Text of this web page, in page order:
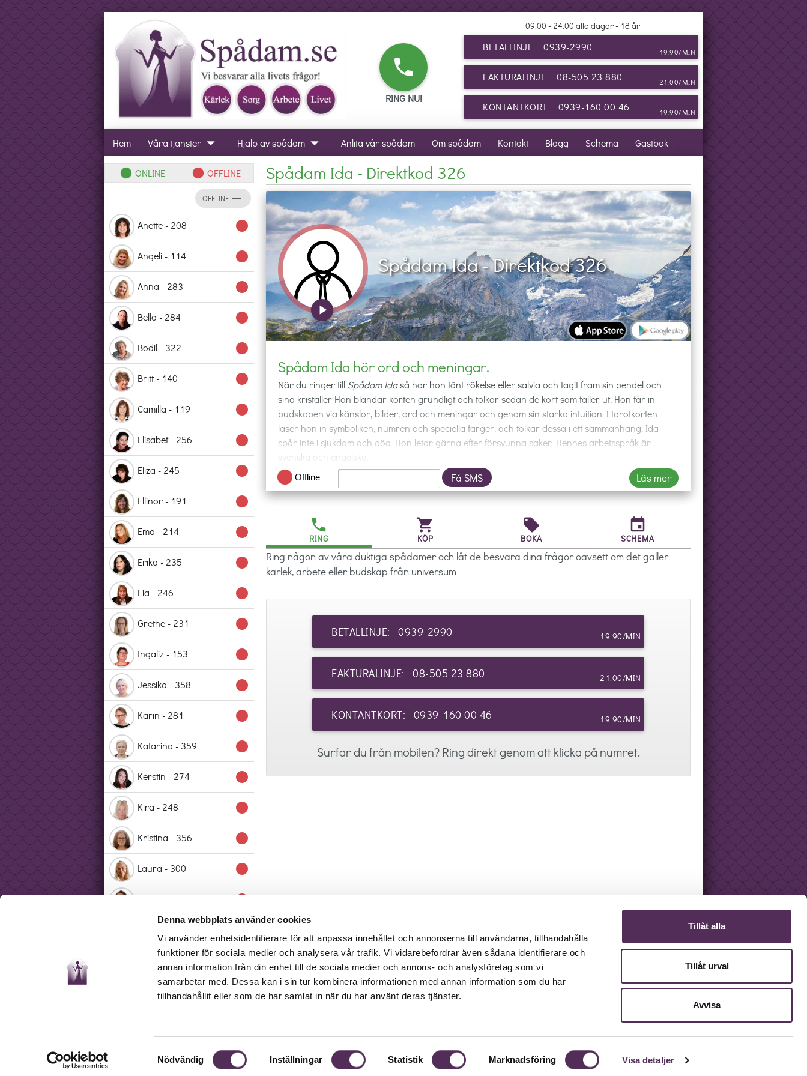
Denna webbplats använder cookies
Vi använder enhetsidentifierare för att anpassa innehållet och annonserna till användarna, tillhandahålla
funktioner för sociala medier och analysera vår trafik. Vi vidarebefordrar även sådana identifierare och
annan information från din enhet till de sociala medier och annons- och analysföretag som vi
samarbetar med. Dessa kan i sin tur kombinera informationen med annan information som du har
tillhandahållit eller som de har samlat in när du har använt deras tjänster.
Samtyckesval
Nödvändig Inställningar Statistik Marknadsföring Visa detaljer
Tillåt alla
Tillåt urval
Avvisa
phone
RING NU!
09.00 - 24.00 alla dagar - 18 år
BETALLINJE: 0939-2990 19.90/MIN
FAKTURALINJE: 08-505 23 880 21.00/MIN
KONTANTKORT: 0939-160 00 46 19.90/MIN
Hem Våra tjänster arrow_drop_down Hjälp av spådam arrow_drop_down Anlita vår spådam Om spådam Kontakt Blogg Schema Gästbok
lens ONLINE lens OFFLINE
OFFLINE remove
Anette - 208 lens
Angeli - 114 lens
Anna - 283 lens
Bella - 284 lens
Bodil - 322 lens
Britt - 140 lens
Camilla - 119 lens
Elisabet - 256 lens
Eliza - 245 lens
Ellinor - 191 lens
Ema - 214 lens
Erika - 235 lens
Fia - 246 lens
Grethe - 231 lens
Ingaliz - 153 lens
Jessika - 358 lens
Karin - 281 lens
Katarina - 359 lens
Kerstin - 274 lens
Kira - 248 lens
Kristina - 356 lens
Laura - 300 lens
lens
Mona - 207 lens
Nina - 329 lens
lens
Spådam Ida - Direktkod 326
play_arrow
Spådam Ida - Direktkod 326
Spådam Ida hör ord och meningar.
När du ringer till Spådam Idaså har hon tänt rökelse eller salvia och tagit fram sin pendel och
sina kristaller Hon blandar korten grundligt och tolkar sedan de kort som faller ut. Hon får in
budskapen via känslor, bilder, ord och meningar och genom sin starka intuition. I tarotkorten
läser hon in symboliken, numren och speciella färger, och tolkar dessa i ett sammanhang. Ida
spår inte i sjukdom och död. Hon letar gärna efter försvunna saker. Hennes arbetsspråk är
svenska och engelska.
Rekommendation:
Ju mer jag lyssnade på Ida desto mer förstod jag att hon hade rätt i sina
budskap. Efter en stund förstod jag sambandet i de kort hon fick fram. Ida är en spännande
Offline Få SMS Läs mer
phone
RING
shopping_cart
KÖP
local_offer
BOKA
event
SCHEMA
Ring någon av våra duktiga spådamer och låt de besvara dina frågor oavsett om det gäller
kärlek, arbete eller budskap från universum.
BETALLINJE: 0939-2990 19.90/MIN
FAKTURALINJE: 08-505 23 880 21.00/MIN
KONTANTKORT: 0939-160 00 46 19.90/MIN
Surfar du från mobilen? Ring direkt genom att klicka på numret.